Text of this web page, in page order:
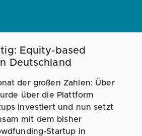
Magazin Businessplan Fördermittel
Equity-based
Deutschland
der großen Zahlen: Über
über die Plattform
investiert und nun setzt
mit dem bisher
Startup in